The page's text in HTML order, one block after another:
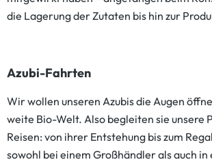
die Lagerung der Zutaten bis hin zur
Azubi-Fahrten
Wir wollen unseren Azubis die Augen
weite Bio-Welt. Also begleiten sie unsere
Reisen: von ihrer Entstehung bis zum
sowohl bei einem Großhändler als auch